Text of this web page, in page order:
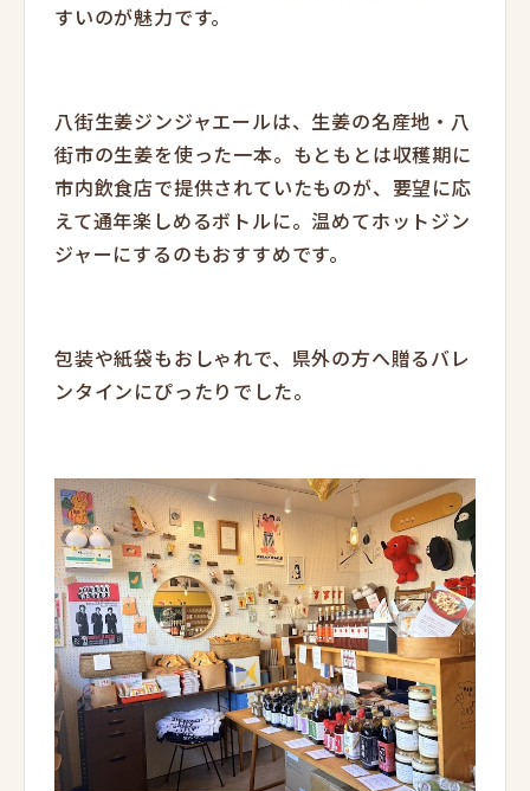
すいのが魅力です。
八街生姜ジンジャエールは、生姜の名産地・八
街市の生姜を使った一本。もともとは収穫期に
市内飲食店で提供されていたものが、要望に応
えて通年楽しめるボトルに。温めてホットジン
ジャーにするのもおすすめです。
包装や紙袋もおしゃれで、県外の方へ贈るバレ
ンタインにぴったりでした。